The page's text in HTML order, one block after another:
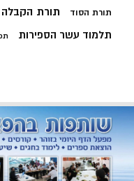
תורת הסוד תורת הקבלה
תלמוד עשר הספירות